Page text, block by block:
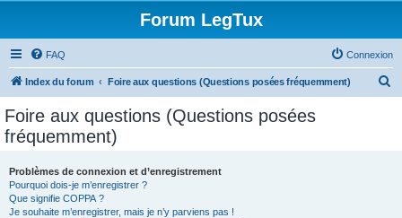
Forum LegTux
FAQ Connexion
Index du forum Foire aux questions (Questions posées fréquemment)
Foire aux questions (Questions posées
fréquemment)
Problèmes de connexion et d’enregistrement
Pourquoi dois-je m’enregistrer ?
Que signifie COPPA ?
Je souhaite m’enregistrer, mais je n’y parviens pas !